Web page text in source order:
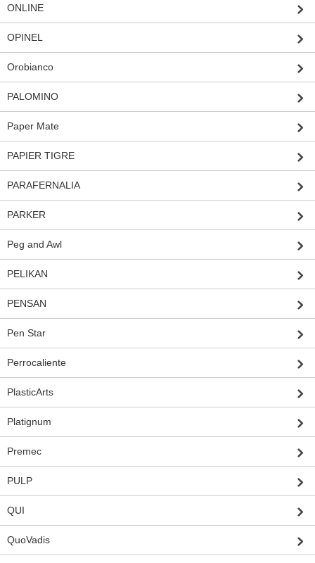
ONLINE
OPINEL
Orobianco
PALOMINO
Paper Mate
PAPIER TIGRE
PARAFERNALIA
PARKER
Peg and Awl
PELIKAN
PENSAN
Pen Star
Perrocaliente
PlasticArts
Platignum
Premec
PULP
QUI
QuoVadis